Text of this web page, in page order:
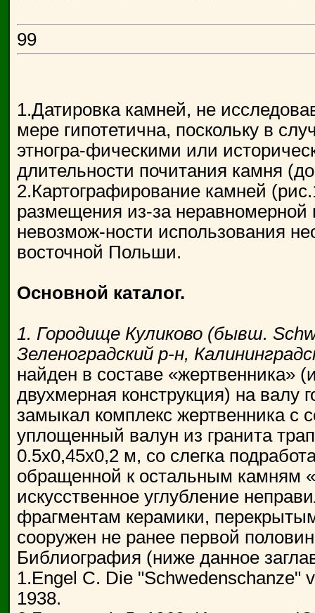
99
1.Датировка камней, не
мере гипотетична, поскольку в
этногра-фическими или
длительности почитания камня
2.Картографирование камней
размещения из-за неравномерной
невозмож-ности использования
восточной Польши.
Основной каталог.
1. Городище Куликово (бывш.
Зеленоградский р-н,
найден в составе «жертвенника»
двухмерная конструкция) на
замыкал комплекс жертвенника с
уплощенный валун из гранита
0.5x0,45x0,2 м, со слегка
обращенной к остальным камням
искусственное углубление
фрагментам керамики,
сооружен не ранее первой
Библиография (ниже данное
1.Engel С. Die "Schwedenschanze"
1938.